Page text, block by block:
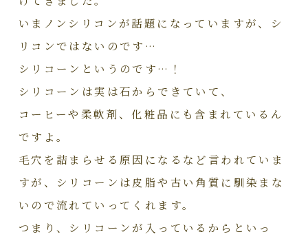
いまノンシリコンが話題になっていますが、シ
リコンではないのです…
シリコーンというのです…！
シリコーンは実は石からできていて、
コーヒーや柔軟剤、化粧品にも含まれているん
ですよ。
毛穴を詰まらせる原因になるなど言われていま
すが、シリコーンは皮脂や古い角質に馴染まな
いので流れていってくれます。
つまり、シリコーンが入っているからといっ